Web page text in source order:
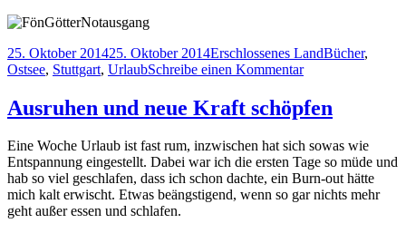
Veröffentlicht
am
25. Oktober 201425. Oktober 2014Kategorien
Erschlossenes LandSchlagwörter
Bücher,
Ostsee, Stuttgart, UrlaubSchreibe einen Kommentarzu
quer
durchs
Ausruhen und neue Kraft schöpfen
Eine Woche Urlaub ist fast rum, inzwischen hat sich sowas wie
Entspannung eingestellt. Dabei war ich die ersten Tage so müde und
hab so viel geschlafen, dass ich schon dachte, ein Burn-out hätte
mich kalt erwischt. Etwas beängstigend, wenn so gar nichts mehr
geht außer essen und schlafen.